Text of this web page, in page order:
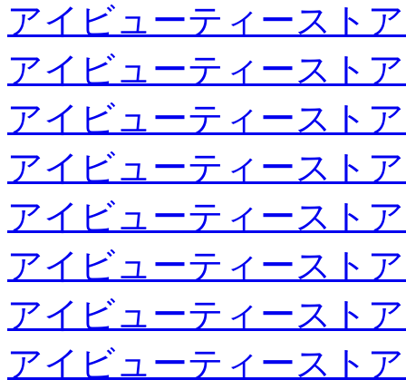
アイビューティースト
アイビューティースト
アイビューティースト
アイビューティースト
アイビューティースト
アイビューティースト
アイビューティースト
アイビューティースト